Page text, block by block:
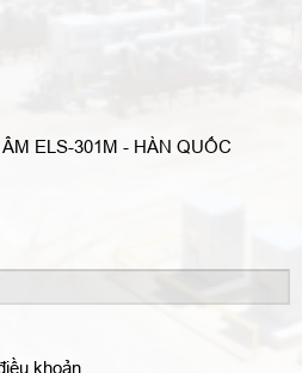
ELS-301M - HÀN QUỐC
khoản